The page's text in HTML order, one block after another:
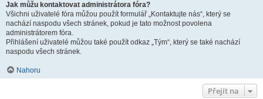
Jak můžu kontaktovat administrátora fóra?
Všichni uživatelé fóra můžou použít formulář „Kontaktujte nás“, který se
nachází naspodu všech stránek, pokud je tato možnost povolena
administrátorem fóra.
Přihlášení uživatelé můžou také použít odkaz „Tým“, který se také nachází
naspodu všech stránek.
Nahoru
Přejít na